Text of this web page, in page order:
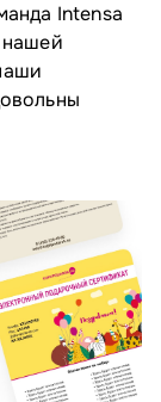
Intensa
нашей